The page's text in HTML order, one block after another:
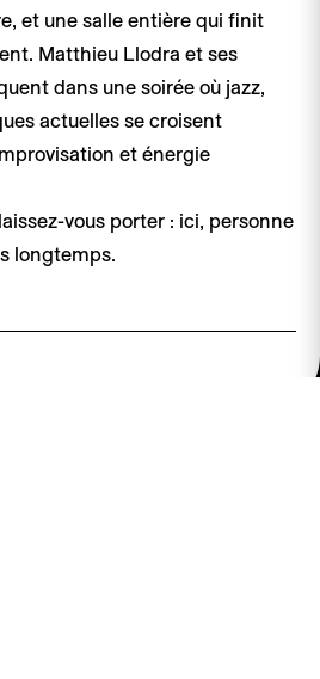
et une salle entière qui finit
Matthieu Llodra et ses
dans une soirée où jazz,
actuelles se croisent
et énergie
vous porter : ici, personne
longtemps.